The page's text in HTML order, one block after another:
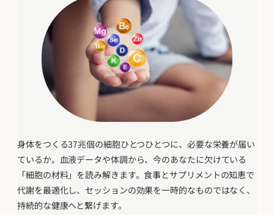
身体をつくる37兆個の細胞ひとつひとつに、必要な栄養が届い
ているか。血液データや体調から、今のあなたに欠けている
「細胞の材料」を読み解きます。食事とサプリメントの知恵で
代謝を最適化し、セッションの効果を一時的なものではなく、
持続的な健康へと繋げます。